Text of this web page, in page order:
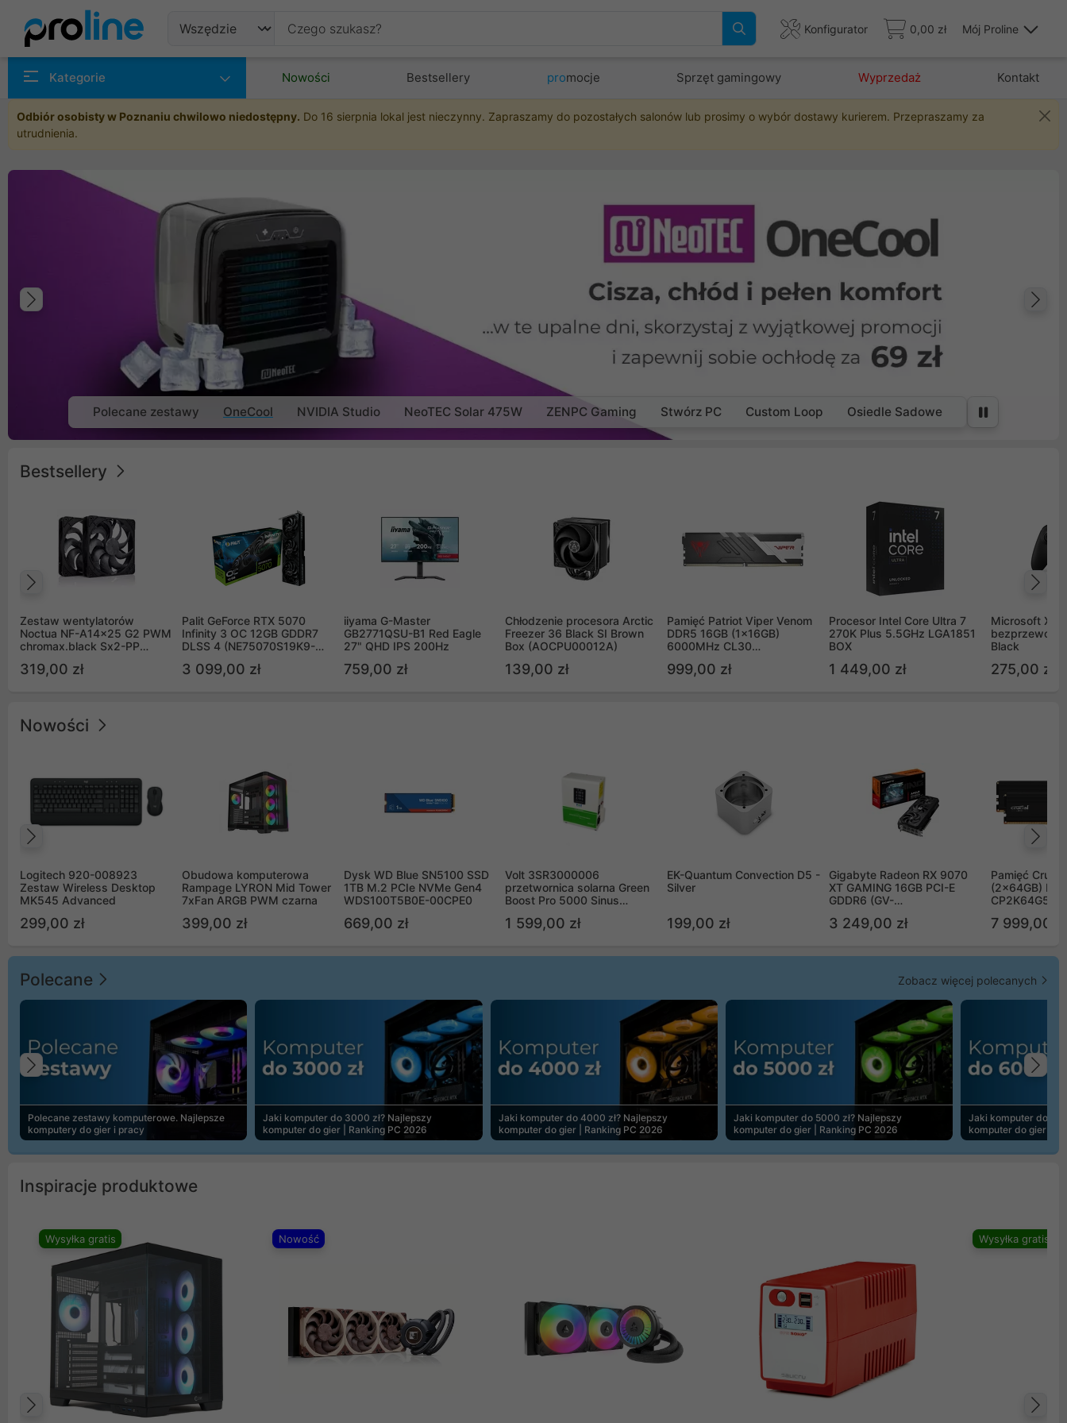
Konfigurator 0,00 zł Mój Proline
Kategorie Nowości Bestsellery promocje Sprzęt gamingowy Wyprzedaż Kontakt
Odbiór osobisty w Poznaniu chwilowo niedostępny. Do 16 sierpnia lokal jest nieczynny. Zapraszamy do pozostałych salonów lub prosimy o wybór dostawy kurierem. Przepraszamy za
utrudnienia.
Poprzedni
Polecane zestawy OneCool NVIDIA Studio NeoTEC Solar 475W ZENPC Gaming Stwórz PC Custom Loop Osiedle Sadowe
Bestsellery
Zestaw wentylatorów
Noctua NF-A14x25 G2 PWM
chromax.black Sx2-PP
(2szt)
319,00 zł
Palit GeForce RTX 5070
Infinity 3 OC 12GB GDDR7
DLSS 4 (NE75070S19K9-
3 099,00 zł
iiyama G-Master
GB2771QSU-B1 Red Eagle
27" QHD IPS 200Hz
759,00 zł
Chłodzenie procesora Arctic
Freezer 36 Black SI Brown
Box (AOCPU00012A)
139,00 zł
Pamięć Patriot Viper Venom
DDR5 16GB (1x16GB)
6000MHz CL30
999,00 zł
Procesor Intel Core Ultra 7
270K Plus 5.5GHz LGA1851
BOX
1 449,00 zł
Microsoft
Black
275,00 zł
Nowości
Logitech 920-008923
Zestaw Wireless Desktop
MK545 Advanced
299,00 zł
Obudowa komputerowa
Rampage LYRON Mid Tower
7xFan ARGB PWM czarna
399,00 zł
Dysk WD Blue SN5100 SSD
1TB M.2 PCIe NVMe Gen4
WDS100T5B0E-00CPE0
669,00 zł
Volt 3SR3000006
przetwornica solarna Green
Boost Pro 5000 Sinus
1 599,00 zł
EK-Quantum Convection D5 -
Silver
199,00 zł
Gigabyte Radeon RX 9070
XT GAMING 16GB PCI-E
GDDR6 (GV-
3 249,00 zł
Pamięć
(2x64GB)
7 999,00 zł
Polecane Zobacz więcej polecanych
Polecane zestawy komputerowe. Najlepsze
komputery do gier i pracy
Jaki komputer do 3000 zł? Najlepszy
komputer do gier | Ranking PC 2026
Jaki komputer do 4000 zł? Najlepszy
komputer do gier | Ranking PC 2026
Jaki komputer do 5000 zł? Najlepszy
komputer do gier | Ranking PC 2026
Jaki komputer do
komputer do gier |
Poprzedni
Inspiracje produktowe
Wysyłka gratis Nowość Wysyłka gratis